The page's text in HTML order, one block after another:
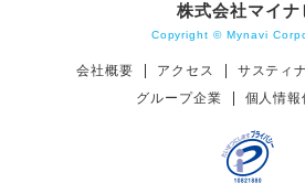
株式会社マイナ
Copyright © Mynavi
会社概要 アクセス サスティ
グループ企業
個人情